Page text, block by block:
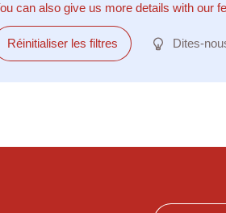
can also give us more details with our
Réinitialiser les filtres Dites-